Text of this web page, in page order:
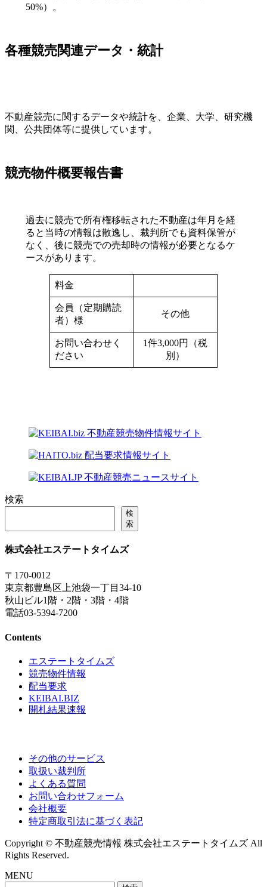
50%）。
各種競売関連データ・統計
不動産競売に関するデータや統計を、企業、大学、研究機
関、公共団体等に提供しています。
競売物件概要報告書
過去に競売で所有権移転された不動産は年月を経
ると当時の情報は散逸し、裁判所でも資料保管が
なく、後に競売での売却時の情報が必要となるケ
ースがあります。
料金
会員（定期購読
者）様
その他
お問い合わせく
ださい
1件3,000円（税
別）
検索
検
索
株式会社エステートタイムズ
〒170-0012
東京都豊島区上池袋一丁目34-10
秋山ビル1階・2階・3階・4階
電話03-5394-7200
Contents
エステートタイムズ
競売物件情報
配当要求
KEIBAI.BIZ
開札結果速報
その他のサービス
取扱い裁判所
よくある質問
お問い合わせフォーム
会社概要
特定商取引法に基づく表記
Copyright © 不動産競売情報 株式会社エステートタイムズ All
Rights Reserved.
MENU